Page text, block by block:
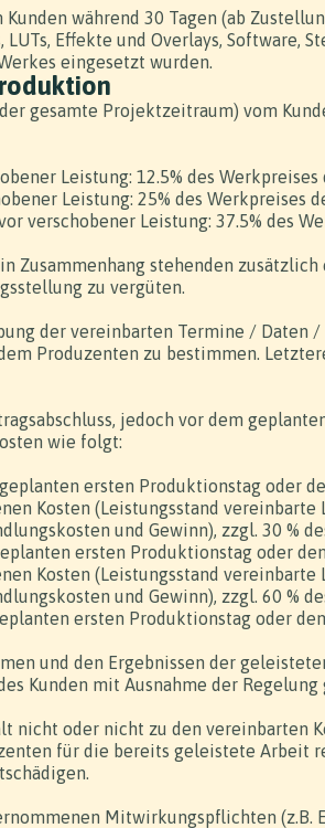
während 30 Tagen (ab
Effekte und Overlays, Software,
eingesetzt wurden.
gesamte Projektzeitraum) vom
Leistung: 12.5% des
Leistung: 25% des Werkpreises
verschobener Leistung: 37.5% des
Zusammenhang stehenden
zu vergüten.
der vereinbarten Termine /
Produzenten zu bestimmen.
jedoch vor dem
wie folgt:
ersten Produktionstag oder
Kosten (Leistungsstand
und Gewinn), zzgl. 30 %
ersten Produktionstag oder
Kosten (Leistungsstand
und Gewinn), zzgl. 60 %
ersten Produktionstag oder
und den Ergebnissen der
Kunden mit Ausnahme der
nicht oder nicht zu den
für die bereits geleistete Arbeit
Mitwirkungspflichten